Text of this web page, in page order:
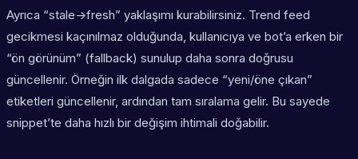
Ayrıca “stale->fresh” yaklaşımı kurabilirsiniz. Trend feed
gecikmesi kaçınılmaz olduğunda, kullanıcıya ve bot’a erken bir
“ön görünüm” (fallback) sunulup daha sonra doğrusu
güncellenir. Örneğin ilk dalgada sadece “yeni/öne çıkan”
etiketleri güncellenir, ardından tam sıralama gelir. Bu sayede
snippet’te daha hızlı bir değişim ihtimali doğabilir.